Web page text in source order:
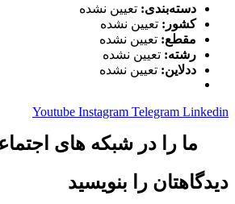
دسته‌بندی: تعیین نشده
کشور: تعیین نشده
مقطع: تعیین نشده
رشته: تعیین نشده
ددلاین: تعیین نشده
Youtube Instagram Telegram Linkedin
ما را در شبکه های
دیدگاهتان را بنویسید